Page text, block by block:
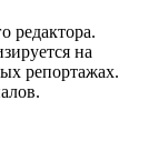
редактора.
на
репортажах.